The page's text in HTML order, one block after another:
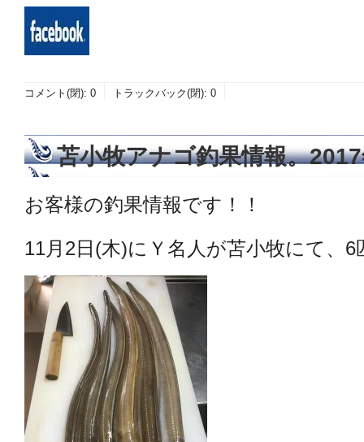
コメント(閉): 0 トラックバック(閉): 0
苫小牧アナゴ釣果情報。
お客様の釣果情報です！！
11月2日(木)にＹ名人が苫小牧にて、